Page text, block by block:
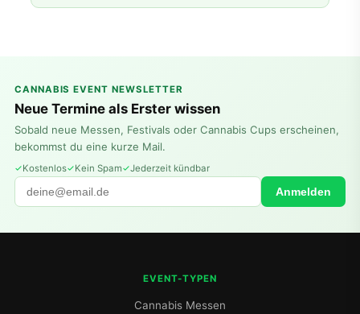
CANNABIS EVENT NEWSLETTER
Neue Termine als Erster wissen
Sobald neue Messen, Festivals oder Cannabis Cups erscheinen,
bekommst du eine kurze Mail.
Kostenlos Kein Spam Jederzeit kündbar
Anmelden
EVENT-TYPEN
Cannabis Messen